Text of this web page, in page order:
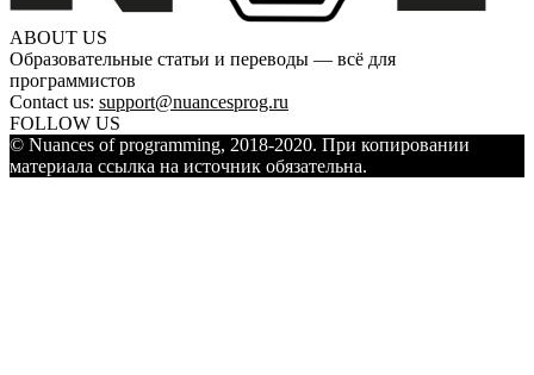
ABOUT US
Образовательные статьи и переводы — всё для
программистов
Contact us: support@nuancesprog.ru
FOLLOW US
© Nuances of programming, 2018-2020. При копировании
материала ссылка на источник обязательна.